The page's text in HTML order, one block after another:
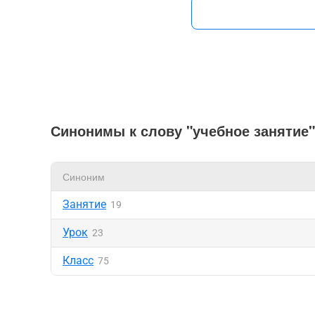
Синонимы к слову "учебное занятие"
Синоним
Занятие 19
Урок 23
Класс 75